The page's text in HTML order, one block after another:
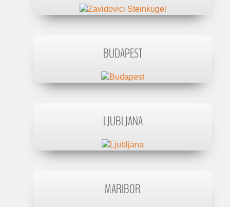
BUDAPEST
LJUBLJANA
MARIBOR